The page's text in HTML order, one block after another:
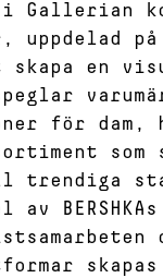
i Gallerian
uppdelad
en
för dam,
trendiga